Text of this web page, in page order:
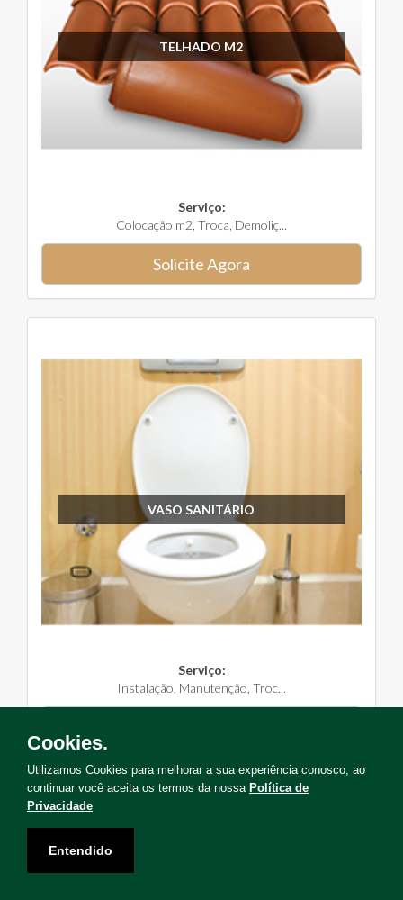
TELHADO M2
Serviço:
Colocação m2, Troca, Demoliç...
Solicite Agora
VASO SANITÁRIO
Serviço:
Instalação, Manutenção, Troc...
Solicite uma visita para levantamento de serviços!
Cookies.
Utilizamos Cookies para melhorar a sua experiência conosco, ao
continuar você aceita os termos da nossa Política de
Privacidade
Entendido